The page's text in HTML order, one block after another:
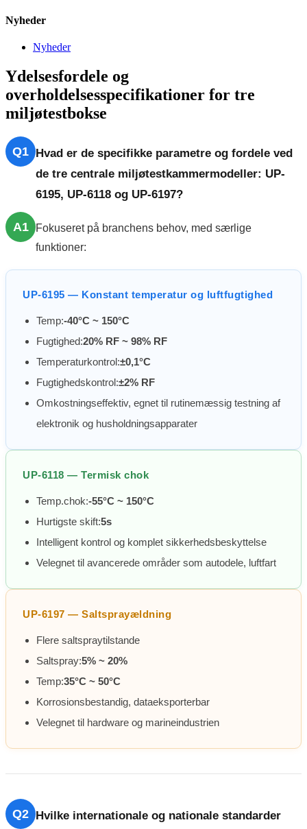
Nyheder
Nyheder
Ydelsesfordele og
overholdelsesspecifikationer for tre
miljøtestbokse
Q1
Hvad er de specifikke parametre og fordele ved
de tre centrale miljøtestkammermodeller: UP-
6195, UP-6118 og UP-6197?
A1
Fokuseret på branchens behov, med særlige
funktioner:
UP-6195 — Konstant temperatur og luftfugtighed
Temp:-40°C ~ 150°C
Fugtighed:20% RF ~ 98% RF
Temperaturkontrol:±0,1°C
Fugtighedskontrol:±2% RF
Omkostningseffektiv, egnet til rutinemæssig testning af
elektronik og husholdningsapparater
UP-6118 — Termisk chok
Temp.chok:-55°C ~ 150°C
Hurtigste skift:5s
Intelligent kontrol og komplet sikkerhedsbeskyttelse
Velegnet til avancerede områder som autodele, luftfart
UP-6197 — Saltsprayældning
Flere saltspraytilstande
Saltspray:5% ~ 20%
Temp:35°C ~ 50°C
Korrosionsbestandig, dataeksporterbar
Velegnet til hardware og marineindustrien
Q2
Hvilke internationale og nationale standarder